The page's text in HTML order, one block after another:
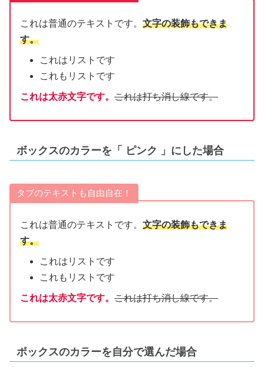
これは普通のテキストです。 文字の装飾もできま
す。
これはリストです
これもリストです
これは太赤文字です。 これは打ち消し線です。
ボックスのカラーを「 ピンク 」にした場合
タブのテキストも自由自在！
これは普通のテキストです。 文字の装飾もできま
す。
これはリストです
これもリストです
これは太赤文字です。 これは打ち消し線です。
ボックスのカラーを自分で選んだ場合